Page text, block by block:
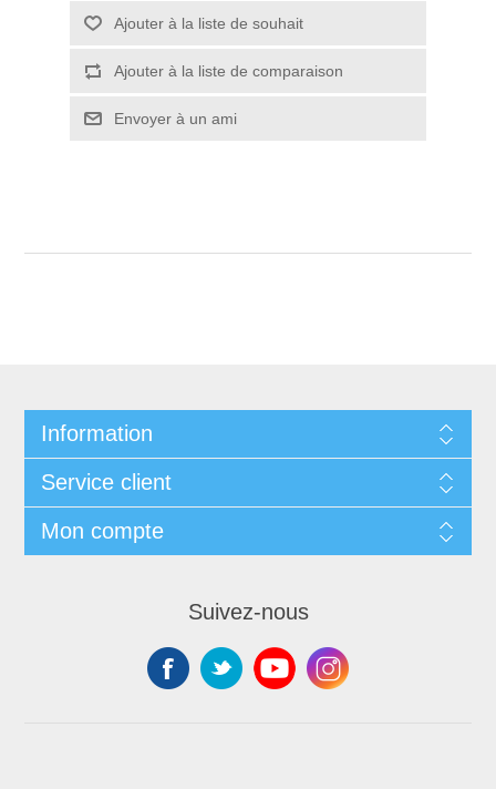
Ajouter à la liste de souhait
Ajouter à la liste de comparaison
Envoyer à un ami
Information
Service client
Mon compte
Suivez-nous